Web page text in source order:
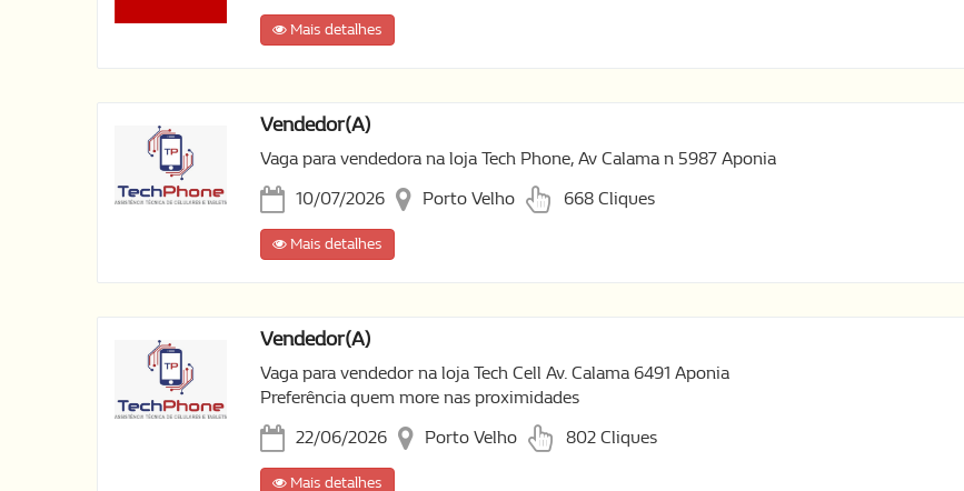
Mais detalhes
Vendedor(a)
Vaga para vendedora na loja Tech Phone, Av Calama n 5987 Aponia
10/07/2026
Porto Velho 668 Cliques
Mais detalhes
Vendedor(a)
Vaga para vendedor na loja Tech Cell Av. Calama 6491 Aponia
Preferência quem more nas proximidades
22/06/2026
Porto Velho 802 Cliques
Mais detalhes